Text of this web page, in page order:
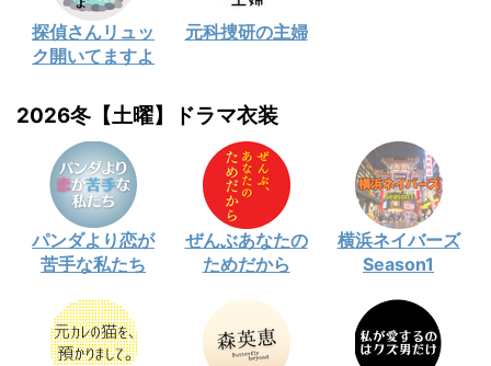
探偵さんリュッ
ク開いてますよ
元科捜研の主婦
2026冬【土曜】ドラマ衣装
パンダより恋が
苦手な私たち
ぜんぶあなたの
ためだから
横浜ネイバーズ
Season1